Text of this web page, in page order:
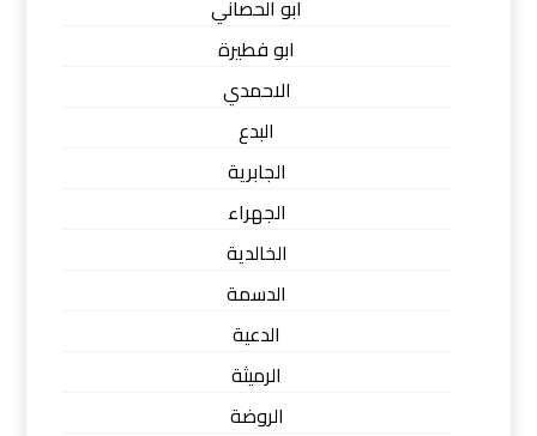
ابو الحصاني
ابو فطيرة
الاحمدي
البدع
الجابرية
الجهراء
الخالدية
الدسمة
الدعية
الرميثة
الروضة